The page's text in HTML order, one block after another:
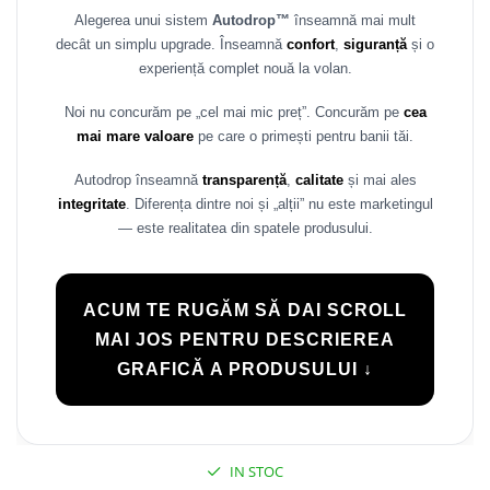
Rame adaptoare Daihatsu
Rame adaptoare Mazda
Rame adaptoare Kia
Rame adaptoare Alfa Romeo
Rame adaptoare Nissan
Rame adaptoare Fiat
Rame adaptoare Chevrolet
Rame adaptoare Mitsubishi
Alegerea unui sistem Autodrop™ înseamnă mai mult
decât un simplu upgrade. Înseamnă confort, siguranțăși o
experiență complet nouă la volan.
Noi nu concurăm pe „cel mai mic preț”. Concurăm pe cea
mai mare valoare pe care o primești pentru banii tăi.
Autodrop înseamnă transparență, calitateși mai ales
integritate. Diferența dintre noi și „alții” nu este marketingul
— este realitatea din spatele produsului.
ACUM TE RUGĂM SĂ DAI SCROLL
MAI JOS PENTRU DESCRIEREA
GRAFICĂ A PRODUSULUI ↓
IN STOC